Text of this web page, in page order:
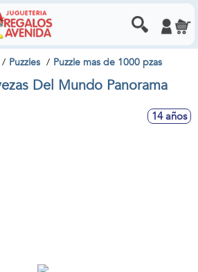
Puzzles Puzzle mas de 1000 pzas
Del Mundo Panorama
14 años